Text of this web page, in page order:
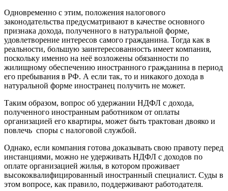
Одновременно с этим, положения налогового
законодательства предусматривают в качестве основного
признака дохода, полученного в натуральной форме,
удовлетворение интересов самого гражданина. Тогда как в
реальности, большую заинтересованность имеет компания,
поскольку именно на неё возложены обязанности по
жилищному обеспечению иностранного гражданина в период
его пребывания в РФ. А если так, то и никакого дохода в
натуральной форме иностранец получить не может.
Таким образом, вопрос об удержании НДФЛ с дохода,
полученного иностранным работником от оплаты
организацией его квартиры, может быть трактован двояко и
повлечь споры с налоговой службой.
Однако, если компания готова доказывать свою правоту перед
инстанциями, можно не удерживать НДФЛ с доходов по
оплате организацией жилья, в котором проживает
высококвалифицированный иностранный специалист. Суды в
этом вопросе, как правило, поддерживают работодателя.